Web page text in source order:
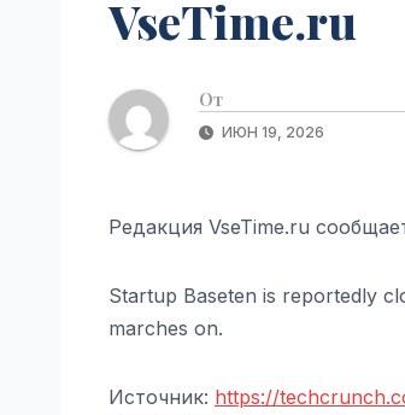
VseTime.ru
От
ИЮН 19, 2026
Редакция VseTime.ru
Startup Baseten is reportedly
marches on.
Источник: https://